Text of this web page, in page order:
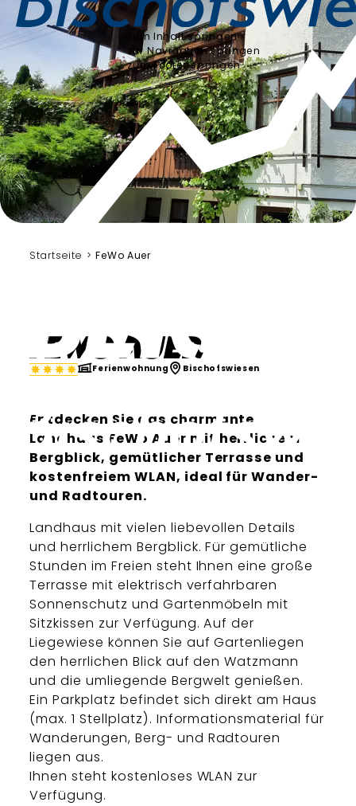
zum Inhalt springen
zur Navigation springen
zum Footer springen
Startseite FeWo Auer
FeWo Auer
Ferienwohnung Bischofswiesen
Entdecken Sie das charmante
Landhaus FeWo Auer mit herrlichem
Bergblick, gemütlicher Terrasse und
kostenfreiem WLAN, ideal für Wander-
und Radtouren.
Landhaus mit vielen liebevollen Details
und herrlichem Bergblick. Für gemütliche
Stunden im Freien steht Ihnen eine große
Terrasse mit elektrisch verfahrbaren
Sonnenschutz und Gartenmöbeln mit
Sitzkissen zur Verfügung. Auf der
Liegewiese können Sie auf Gartenliegen
den herrlichen Blick auf den Watzmann
und die umliegende Bergwelt genießen.
Ein Parkplatz befindet sich direkt am Haus
(max. 1 Stellplatz). Informationsmaterial für
Wanderungen, Berg- und Radtouren
liegen aus.
Ihnen steht kostenloses WLAN zur
Verfügung.